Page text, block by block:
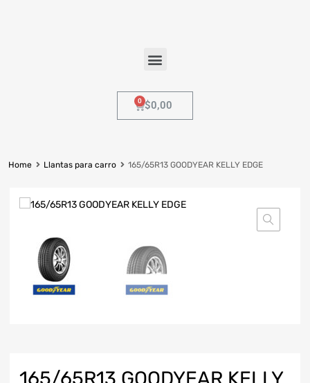
$0,00
Home Llantas para carro 165/65R13 GOODYEAR KELLY EDGE